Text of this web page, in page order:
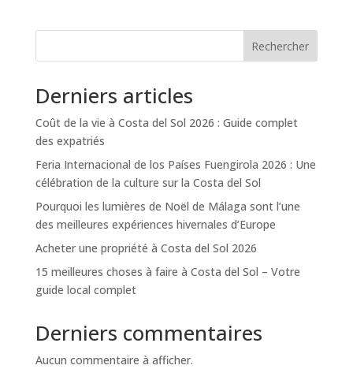
Rechercher
Derniers articles
Coût de la vie à Costa del Sol 2026 : Guide complet
des expatriés
Feria Internacional de los Países Fuengirola 2026 : Une
célébration de la culture sur la Costa del Sol
Pourquoi les lumières de Noël de Málaga sont l’une
des meilleures expériences hivernales d’Europe
Acheter une propriété à Costa del Sol 2026
15 meilleures choses à faire à Costa del Sol – Votre
guide local complet
Derniers commentaires
Aucun commentaire à afficher.